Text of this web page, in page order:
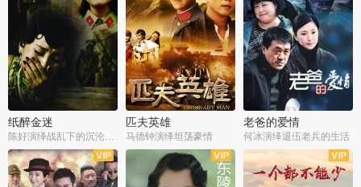
纸醉金迷 匹夫英雄
马德钟演绎坦荡豪情
老爸的爱情
何冰演绎退伍老兵的生活
全40集
全33集 全36集